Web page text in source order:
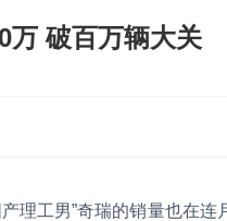
万 破百万辆大关
理工男”奇瑞的销量也在连